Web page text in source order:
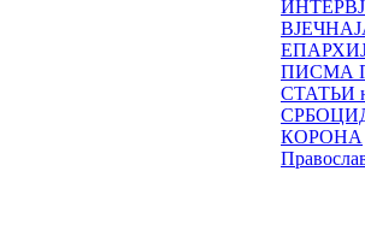
ПИСМА
СТАТЬИ
КОРОНА